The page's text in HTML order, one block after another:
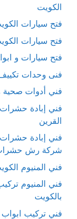
الكويت
فتح سيارات الكويت 66400366 قريب على
فتح سيارات
فتح سيارات و
فنى وحدات
فني أدوات
فني إبادة
القرين
فني إبادة
شركة رش
فني المنيوم الكويت
فني المنيوم
بالكويت
فني تركيب ابواب